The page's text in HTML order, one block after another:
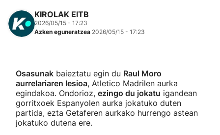
"Helmuga"
KIROLAK EITB
2026/05/15 - 17:23
Azken eguneratzea 2026/05/15 - 17:23
Osasunak baieztatu egin du Raul Moro
aurrelariaren lesioa, Atletico Madrilen aurka
egindakoa. Ondorioz, ezingo du jokatu igandean
gorritxoek Espanyolen aurka jokatuko duten
partida, ezta Getaferen aurkako hurrengo astean
jokatuko dutena ere.